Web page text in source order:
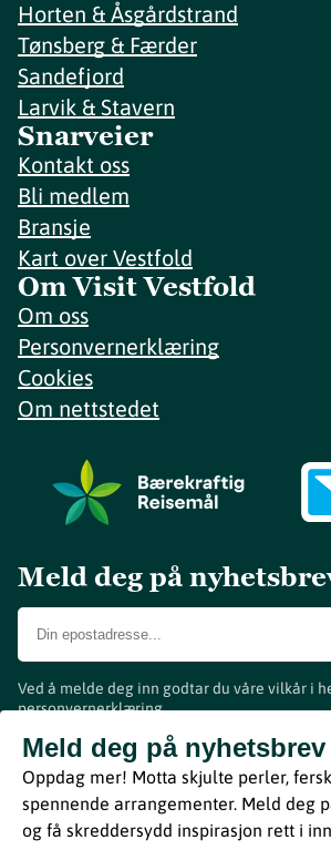
Horten & Åsgårdstrand
Tønsberg & Færder
Sandefjord
Larvik & Stavern
Snarveier
Kontakt oss
Bli medlem
Bransje
Kart over Vestfold
Om Visit Vestfold
Om oss
Personvernerklæring
Cookies
Om nettstedet
Meld deg på
Ved å melde deg inn godtar du våre vilkår i
personvernerklæring.
Meld deg på nyhetsbrev
Oppdag mer! Motta skjulte perler,
spennende arrangementer. Meld deg
og få skreddersydd inspirasjon rett i
www.visitvestfold.com
Turistinformasjon
Vestfold Fylkeskommune
ByBreakfast